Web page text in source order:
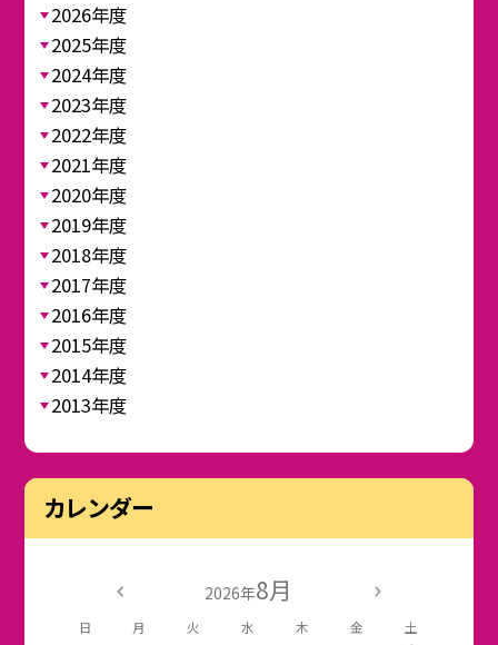
2026年度
2025年度
2024年度
2023年度
2022年度
2021年度
2020年度
2019年度
2018年度
2017年度
2016年度
2015年度
2014年度
2013年度
カレンダー
2026年8月
日 月 火 水 木 金 土